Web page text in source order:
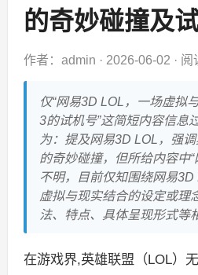
的奇妙碰撞及
作者：admin · 2026-06-02 · 阅
仅“网易3D LOL，一场虚拟
3的试机号”这简短内容信息
为：提及网易3D LOL，强
的奇妙碰撞，但所给内容中
不明，目前仅知围绕网易
虚拟与现实结合的设定或理
法、特点、具体呈现形式等
在游戏界,英雄联盟（LOL）